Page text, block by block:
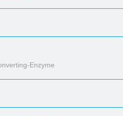
Enzyme